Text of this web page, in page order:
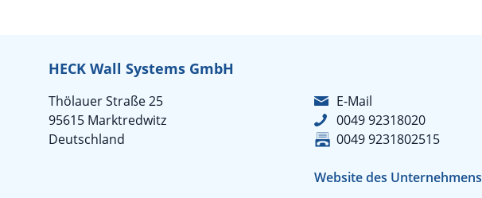
HECK Wall Systems GmbH
Thölauer Straße 25
95615 Marktredwitz
Deutschland
E-Mail
0049 92318020
0049 9231802515
Website des Unternehmens